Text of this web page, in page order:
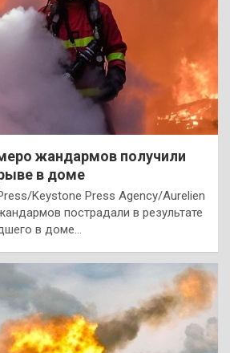
жандармов получили
в доме
Keystone Press Agency/Aurelien
пострадали в результате
в доме…